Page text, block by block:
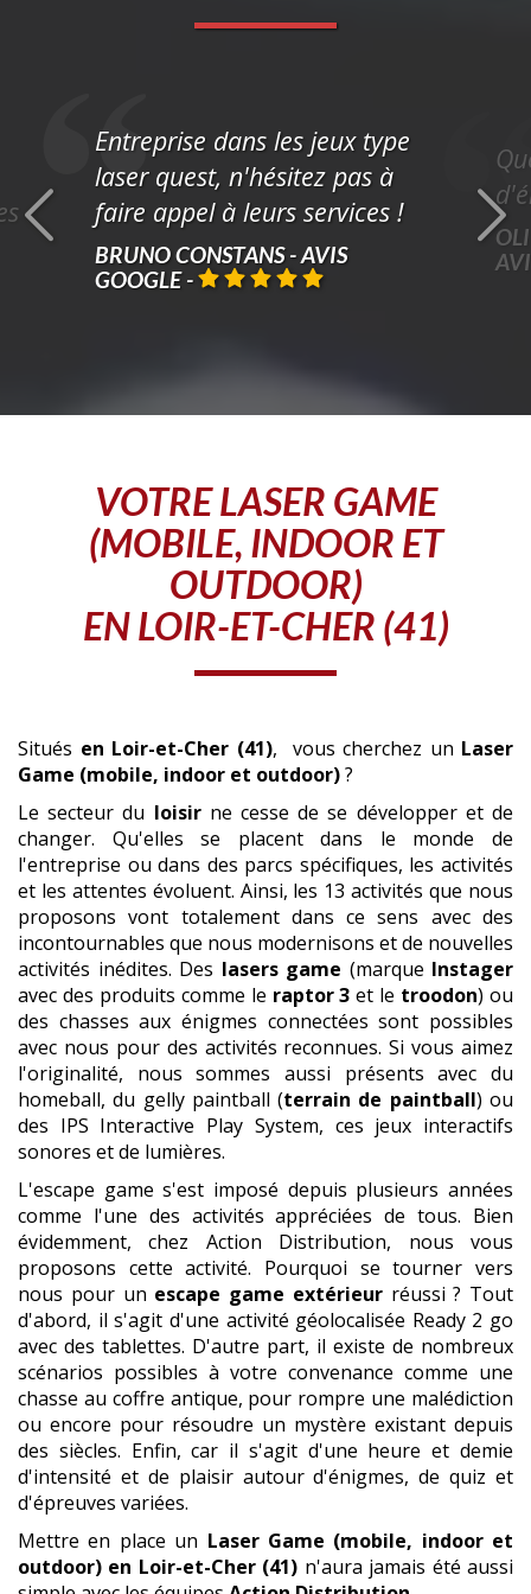
Entreprise dans les jeux type
laser quest, n'hésitez pas à
faire appel à leurs services !
BRUNO CONSTANS - AVIS
GOOGLE -
VOTRELASER GAME
(MOBILE, INDOOR ET
OUTDOOR)
EN LOIR-ET-CHER (41)
Situés en Loir-et-Cher (41), vous cherchez un Laser
Game (mobile, indoor et outdoor)?
Le secteur du loisirne cesse de se développer et de
changer. Qu'elles se placent dans le monde de
l'entreprise ou dans des parcs spécifiques, les activités
et les attentes évoluent. Ainsi, les 13 activités que nous
proposons vont totalement dans ce sens avec des
incontournables que nous modernisons et de nouvelles
activités inédites. Des lasers game (marque Instager
avec des produits comme le raptor 3 et le troodon) ou
des chasses aux énigmes connectées sont possibles
avec nous pour des activités reconnues. Si vous aimez
l'originalité, nous sommes aussi présents avec du
homeball, du gelly paintball (terrain de paintball) ou
des IPS Interactive Play System, ces jeux interactifs
sonores et de lumières.
L'escape game s'est imposé depuis plusieurs années
comme l'une des activités appréciées de tous. Bien
évidemment, chez Action Distribution, nous vous
proposons cette activité. Pourquoi se tourner vers
nous pour un escape game extérieurréussi ? Tout
d'abord, il s'agit d'une activité géolocalisée Ready 2 go
avec des tablettes. D'autre part, il existe de nombreux
scénarios possibles à votre convenance comme une
chasse au coffre antique, pour rompre une malédiction
ou encore pour résoudre un mystère existant depuis
des siècles. Enfin, car il s'agit d'une heure et demie
d'intensité et de plaisir autour d'énigmes, de quiz et
d'épreuves variées.
Mettre en place un Laser Game (mobile, indoor et
outdoor) en Loir-et-Cher (41) n'aura jamais été aussi